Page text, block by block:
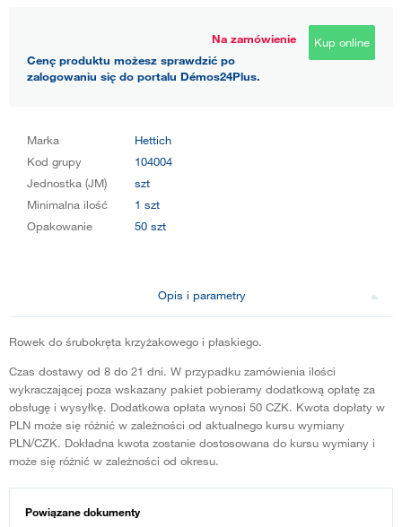
Na zamówienie
Cenę produktu możesz sprawdzić po
zalogowaniu się do portalu Démos24Plus.
Kup online
Marka
Hettich
Kod grupy
104004
Jednostka (JM)
szt
Minimalna ilość
1 szt
Opakowanie
50 szt
Opis i parametry
Rowek do śrubokręta krzyżakowego i płaskiego.
Czas dostawy od 8 do 21 dni. W przypadku zamówienia ilości
wykraczającej poza wskazany pakiet pobieramy dodatkową opłatę za
obsługę i wysyłkę. Dodatkowa opłata wynosi 50 CZK. Kwota dopłaty w
PLN może się różnić w zależności od aktualnego kursu wymiany
PLN/CZK. Dokładna kwota zostanie dostosowana do kursu wymiany i
może się różnić w zależności od okresu.
Powiązane dokumenty